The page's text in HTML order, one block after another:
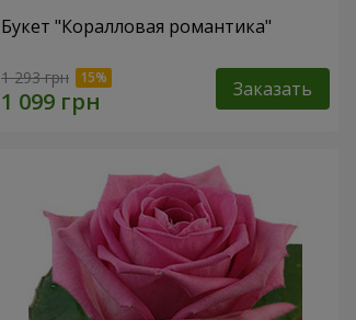
Букет "Коралловая романтика"
1 293 грн Заказать